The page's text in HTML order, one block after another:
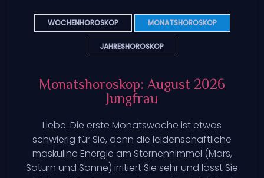
WOCHENHOROSKOP MONATSHOROSKOP
JAHRESHOROSKOP
Monatshoroskop: August 2026
Jungfrau
Liebe: Die erste Monatswoche ist etwas
schwierig für Sie, denn die leidenschaftliche
maskuline Energie am Sternenhimmel (Mars,
Saturn und Sonne) irritiert Sie sehr und lässt Sie